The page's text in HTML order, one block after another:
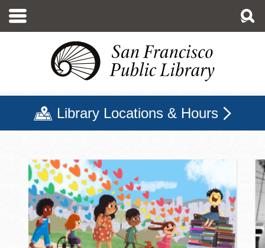
至
Library Locations & Hours
三藩市公立圖書館主頁